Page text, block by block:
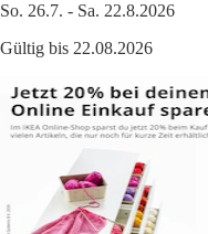
So. 26.7. - Sa. 22.8.2026
Gültig bis 22.08.2026